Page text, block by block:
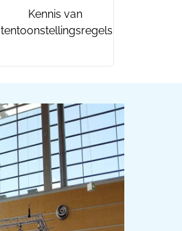
Kennis van
tentoonstellingsregels